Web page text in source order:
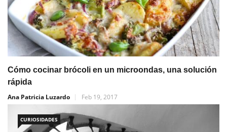
Cómo cocinar brócoli en un microondas, una solución
rápida
Ana Patricia Luzardo
Feb 19, 2017
CURIOSIDADES